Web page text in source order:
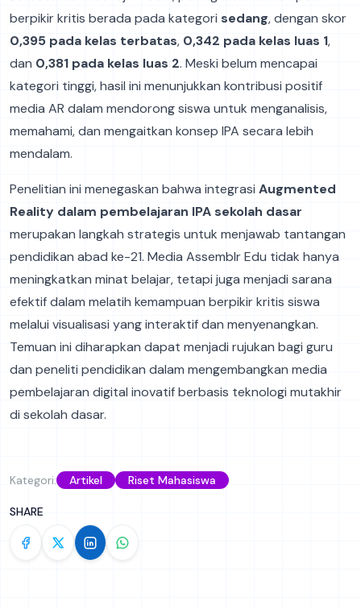
berpikir kritis berada pada kategori sedang, dengan skor
0,395 pada kelas terbatas, 0,342 pada kelas luas 1,
dan 0,381 pada kelas luas 2. Meski belum mencapai
kategori tinggi, hasil ini menunjukkan kontribusi positif
media AR dalam mendorong siswa untuk menganalisis,
memahami, dan mengaitkan konsep IPA secara lebih
mendalam.
Penelitian ini menegaskan bahwa integrasi Augmented
Reality dalam pembelajaran IPA sekolah dasar
merupakan langkah strategis untuk menjawab tantangan
pendidikan abad ke-21. Media Assemblr Edu tidak hanya
meningkatkan minat belajar, tetapi juga menjadi sarana
efektif dalam melatih kemampuan berpikir kritis siswa
melalui visualisasi yang interaktif dan menyenangkan.
Temuan ini diharapkan dapat menjadi rujukan bagi guru
dan peneliti pendidikan dalam mengembangkan media
pembelajaran digital inovatif berbasis teknologi mutakhir
di sekolah dasar.
Kategori: Artikel Riset Mahasiswa
SHARE